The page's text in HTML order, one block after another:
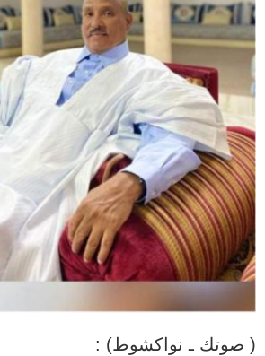
( صوتك ـ نواكشوط) :